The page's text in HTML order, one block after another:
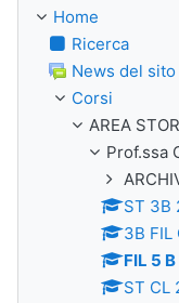
Home
Ricerca
News del sito
Corsi
AREA
Prof.ssa
ST 3B
3B FIL
FIL 5
ST CL